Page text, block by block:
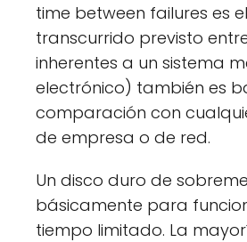
time between failures es
transcurrido previsto
inherentes a un sistema
electrónico) también es
comparación con
de empresa o de red.
Un disco duro de
básicamente para
tiempo limitado. La